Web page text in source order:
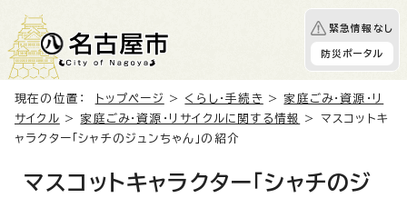
緊急情報なし
防災ポータル
現在の位置： トップページ > くらし・手続き > 家庭ごみ・資源・リ
サイクル > 家庭ごみ・資源・リサイクルに関する情報
> マスコットキ
ャラクター「シャチのジュンちゃん」の紹介
マスコットキャラクター「シャチのジ